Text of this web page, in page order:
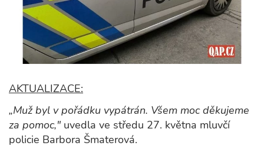
AKTUALIZACE:
„Muž byl v pořádku vypátrán. Všem moc děkujeme
za pomoc," uvedla ve středu 27. května mluvčí
policie Barbora Šmaterová.